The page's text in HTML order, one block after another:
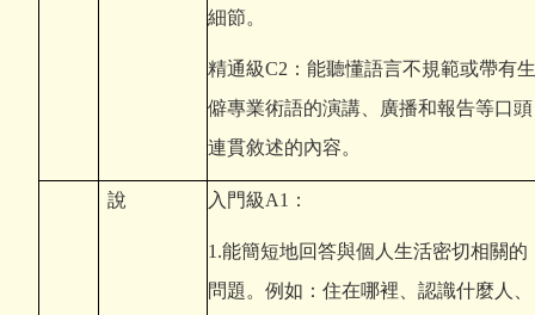
細節。
精通級C2：能聽懂語言不規範或帶有生
僻專業術語的演講、廣播和報告等口頭
連貫敘述的內容。
說 入門級A1：
1.能簡短地回答與個人生活密切相關的
問題。例如：住在哪裡、認識什麼人、